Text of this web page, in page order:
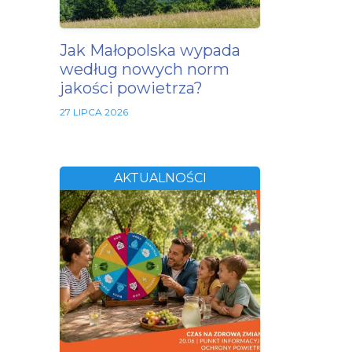
Jak Małopolska wypada
według nowych norm
jakości powietrza?
27 LIPCA 2026
AKTUALNOŚCI